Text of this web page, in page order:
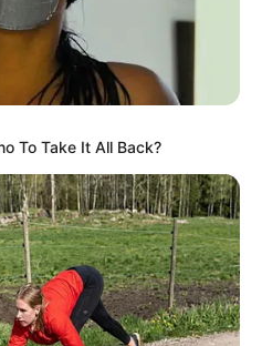
aegypti, transmissor da
de dengue grave.
Atualizadoem07.janeiro.2
desorotipo tipo 3 da dengues. A
Reaparição de vírus após
de pessoas que adoeceram na
To Take It All Back?